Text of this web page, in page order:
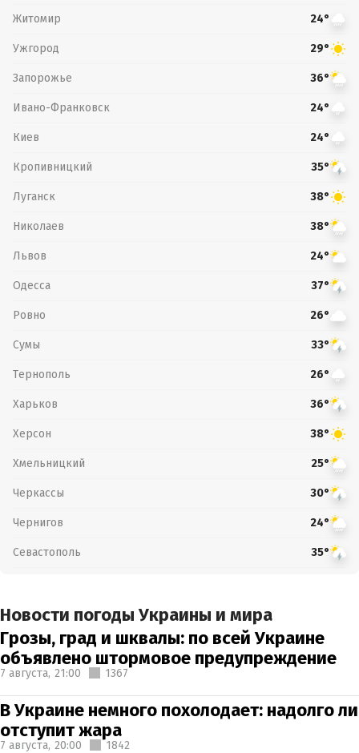
Житомир 24°
Ужгород 29°
Запорожье 36°
Ивано-Франковск 24°
Киев 24°
Кропивницкий 35°
Луганск 38°
Николаев 38°
Львов 24°
Одесса 37°
Ровно 26°
Сумы 33°
Тернополь 26°
Харьков 36°
Херсон 38°
Хмельницкий 25°
Черкассы 30°
Чернигов 24°
Севастополь 35°
Новости погоды Украины и мира
Грозы, град и шквалы: по всей Украине
объявлено штормовое предупреждение
7 августа, 21:00 1367
В Украине немного похолодает: надолго ли
отступит жара
7 августа, 20:00 1842